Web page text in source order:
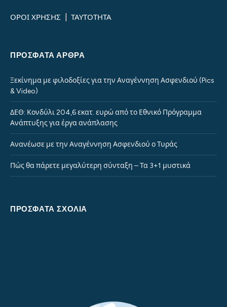
ΟΡΟΙ ΧΡΗΣΗΣ ΤΑΥΤΟΤΗΤΑ
ΠΡΌΣΦΑΤΑ ΆΡΘΡΑ
Ξεκίνημα με φιλοδοξίες για την Αναγέννηση Ασφενδιού (Pics
& Video)
ΔΕΘ: Κονδύλι 204,6 εκατ. ευρώ από το Εθνικό Πρόγραμμα
Ανάπτυξης για έργα ανάπλασης
Ανανέωσε με την Αναγέννηση Ασφενδιού ο Τυράς
Πώς θα πάρετε μεγαλύτερη σύνταξη – Τα 3+1 μυστικά
ΠΡΌΣΦΑΤΑ ΣΧΌΛΙΑ